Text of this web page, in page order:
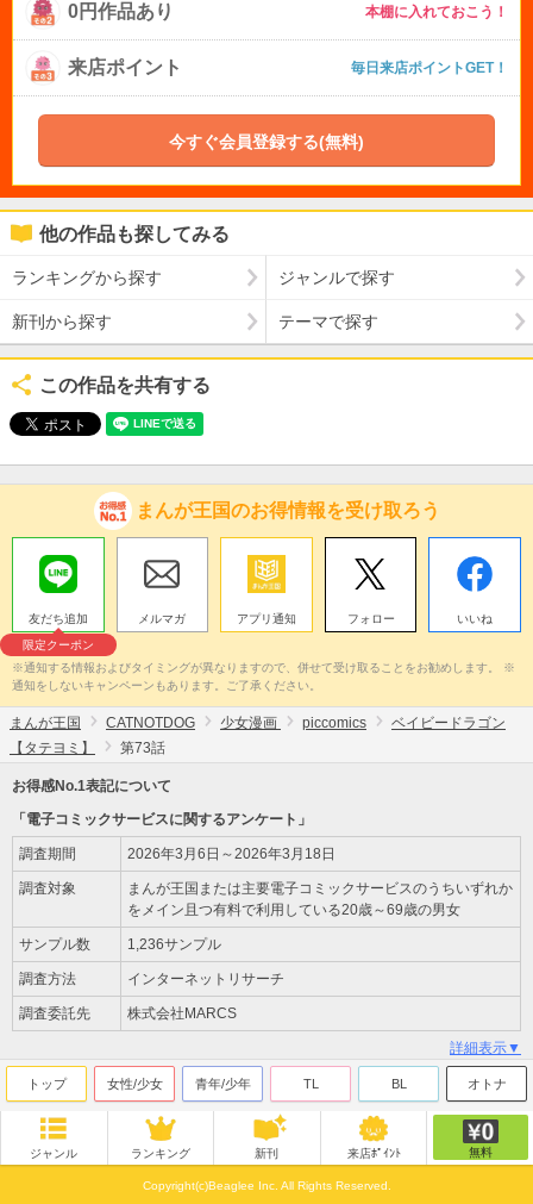
0円作品あり 本棚に入れておこう！
来店ポイント 毎日来店ポイントGET！
今すぐ会員登録する(無料)
他の作品も探してみる
ランキングから探す ジャンルで探す
新刊から探す テーマで探す
この作品を共有する
まんが王国のお得情報を受け取ろう
友だち追加
限定クーポン
メルマガ アプリ通知 フォロー いいね
※通知する情報およびタイミングが異なりますので、併せて受け取ることをお勧めします。 ※
通知をしないキャンペーンもあります。ご了承ください。
まんが王国 CATNOTDOG 少女漫画 piccomics
ベイビードラゴン
【タテヨミ】
第73話
お得感No.1表記について
「電子コミックサービスに関するアンケート」
調査期間 2026年3月6日～2026年3月18日
調査対象
まんが王国または主要電子コミックサービスのうちいずれか
をメイン且つ有料で利用している20歳～69歳の男女
サンプル数 1,236サンプル
調査方法 インターネットリサーチ
調査委託先 株式会社MARCS
詳細表示▼
トップ 女性/少女 青年/少年 TL BL オトナ
ジャンル ランキング 新刊 来店ﾎﾟｲﾝﾄ 無料
Copyright(c)Beaglee Inc. All Rights Reserved.